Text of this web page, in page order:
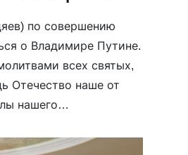
по совершению
о Владимире Путине.
всех святых,
Отечество наше от
нашего